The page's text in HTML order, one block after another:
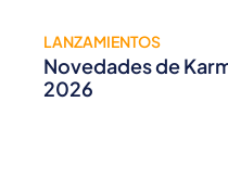
LANZAMIENTOS
Novedades de
2026